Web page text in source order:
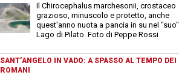
Il Chirocephalus marchesonii, crostaceo
grazioso, minuscolo e protetto, anche
quest'anno nuota a pancia in su nel "suo"
Lago di Pilato. Foto di Peppe Rossi
SANT’ANGELO IN VADO: A SPASSO AL TEMPO DEI
ROMANI